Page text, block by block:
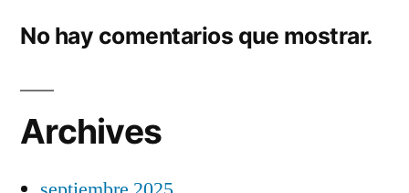
No hay comentarios que mostrar.
Archives